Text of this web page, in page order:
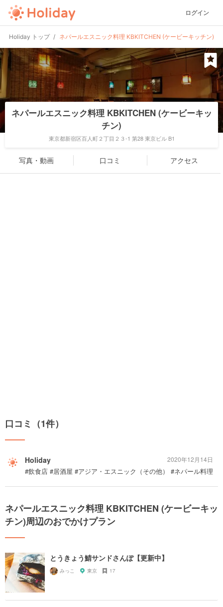
ログイン
Holiday トップ ネパールエスニック料理 KBKITCHEN (ケービーキッチン)
ネパールエスニック料理 KBKITCHEN (ケービーキッ
チン)
東京都新宿区百人町２丁目２３-1 第28 東京ビル B1
写真・動画 口コミ アクセス
口コミ（1件）
Holiday
#飲食店 #居酒屋 #アジア・エスニック（その他） #ネパール料理
2020年12月14日
ネパールエスニック料理 KBKITCHEN (ケービーキッ
チン)周辺のおでかけプラン
とうきょう鯖サンドさんぽ【更新中】
みっこ 東京 17